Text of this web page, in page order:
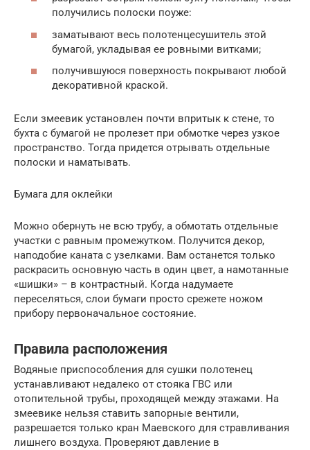
получились полоски поуже:
заматывают весь полотенцесушитель этой
бумагой, укладывая ее ровными витками;
получившуюся поверхность покрывают любой
декоративной краской.
Если змеевик установлен почти впритык к стене, то
бухта с бумагой не пролезет при обмотке через узкое
пространство. Тогда придется отрывать отдельные
полоски и наматывать.
Бумага для оклейки
Можно обернуть не всю трубу, а обмотать отдельные
участки с равным промежутком. Получится декор,
наподобие каната с узелками. Вам останется только
раскрасить основную часть в один цвет, а намотанные
«шишки» – в контрастный. Когда надумаете
переселяться, слои бумаги просто срежете ножом
прибору первоначальное состояние.
Правила расположения
Водяные приспособления для сушки полотенец
устанавливают недалеко от стояка ГВС или
отопительной трубы, проходящей между этажами. На
змеевике нельзя ставить запорные вентили,
разрешается только кран Маевского для стравливания
лишнего воздуха. Проверяют давление в